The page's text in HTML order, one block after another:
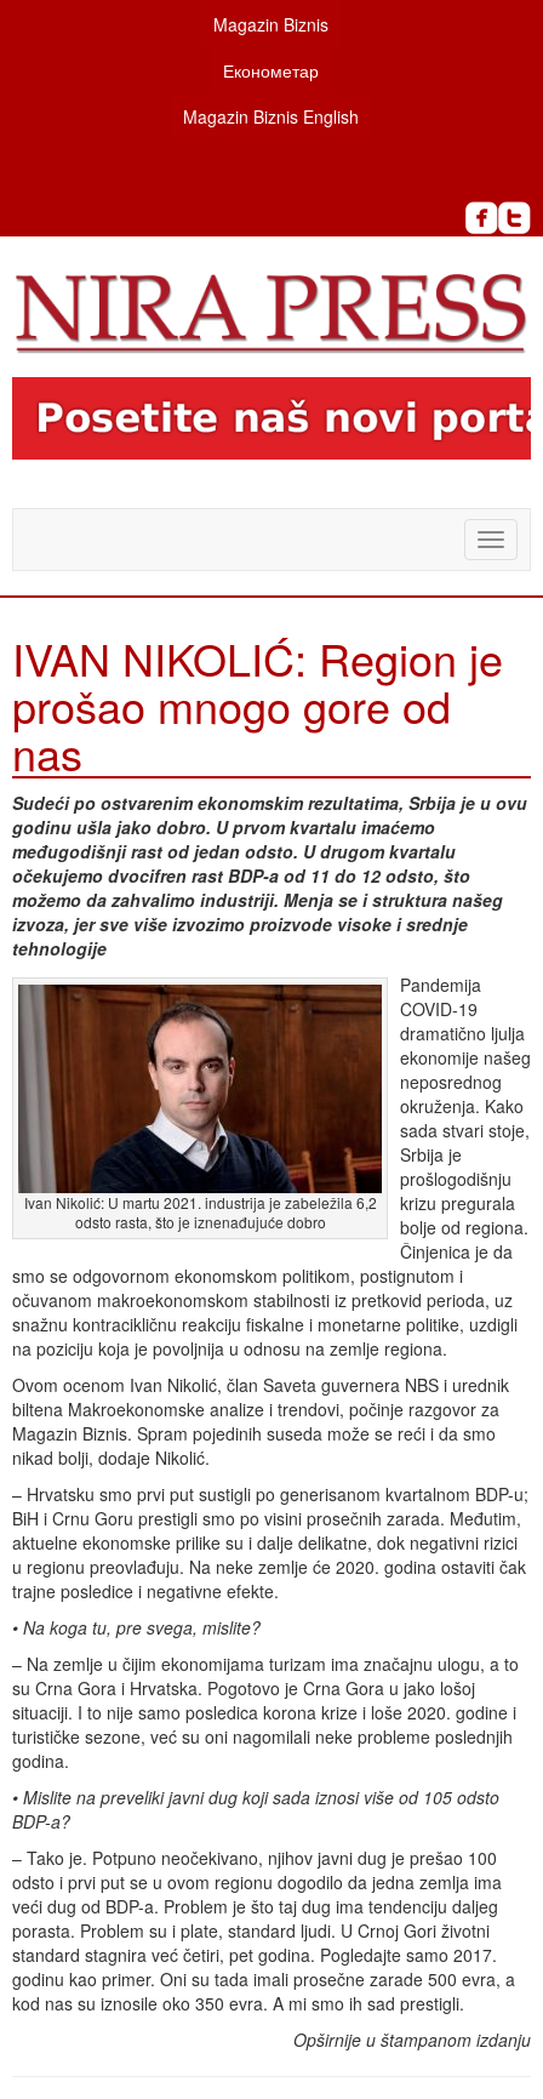
Magazin Biznis
Економетар
Magazin Biznis English
Toggle
IVAN NIKOLIĆ: Region je
prošao mnogo gore od
nas
Sudeći po ostvarenim ekonomskim rezultatima, Srbija je u ovu
godinu ušla jako dobro. U prvom kvartalu imaćemo
međugodišnji rast od jedan odsto. U drugom kvartalu
očekujemo dvocifren rast BDP-a od 11 do 12 odsto, što
možemo da zahvalimo industriji. Menja se i struktura našeg
izvoza, jer sve više izvozimo proizvode visoke i srednje
tehnologije
Ivan Nikolić: U martu 2021. industrija je zabeležila 6,2
odsto rasta, što je iznenađujuće dobro
Pandemija
COVID-19
dramatično ljulja
ekonomije našeg
neposrednog
okruženja. Kako
sada stvari stoje,
Srbija je
prošlogodišnju
krizu pregurala
bolje od regiona.
Činjenica je da
smo se odgovornom ekonomskom politikom, postignutom i
očuvanom makroekonomskom stabilnosti iz pretkovid perioda, uz
snažnu kontracikličnu reakciju fiskalne i monetarne politike, uzdigli
na poziciju koja je povoljnija u odnosu na zemlje regiona.
Ovom ocenom Ivan Nikolić, član Saveta guvernera NBS i urednik
biltena Makroekonomske analize i trendovi, počinje razgovor za
Magazin Biznis. Spram pojedinih suseda može se reći i da smo
nikad bolji, dodaje Nikolić.
– Hrvatsku smo prvi put sustigli po generisanom kvartalnom BDP-u;
BiH i Crnu Goru prestigli smo po visini prosečnih zarada. Međutim,
aktuelne ekonomske prilike su i dalje delikatne, dok negativni rizici
u regionu preovlađuju. Na neke zemlje će 2020. godina ostaviti čak
trajne posledice i negativne efekte.
• Na koga tu, pre svega, mislite?
– Na zemlje u čijim ekonomijama turizam ima značajnu ulogu, a to
su Crna Gora i Hrvatska. Pogotovo je Crna Gora u jako lošoj
situaciji. I to nije samo posledica korona krize i loše 2020. godine i
turističke sezone, već su oni nagomilali neke probleme poslednjih
godina.
• Mislite na preveliki javni dug koji sada iznosi više od 105 odsto
BDP-a?
– Tako je. Potpuno neočekivano, njihov javni dug je prešao 100
odsto i prvi put se u ovom regionu dogodilo da jedna zemlja ima
veći dug od BDP-a. Problem je što taj dug ima tendenciju daljeg
porasta. Problem su i plate, standard ljudi. U Crnoj Gori životni
standard stagnira već četiri, pet godina. Pogledajte samo 2017.
godinu kao primer. Oni su tada imali prosečne zarade 500 evra, a
kod nas su iznosile oko 350 evra. A mi smo ih sad prestigli.
Opširnije u štampanom izdanju